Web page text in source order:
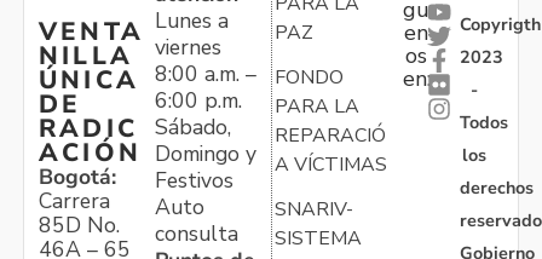
VENTA
NILLA
ÚNICA
DE
RADIC
ACIÓN
Bogotá:
Carrera
85D No.
46A – 65
Lunes a
viernes
8:00 a.m. –
6:00 p.m.
Sábado,
Domingo y
Festivos
Auto
consulta
PAZ
FONDO
PARA LA
REPARACIÓN
A VÍCTIMAS
SNARIV-
SISTEMA
gu
en
os
en:
Copyrigth
2023
-
Todos
los
derechos
Gobierno